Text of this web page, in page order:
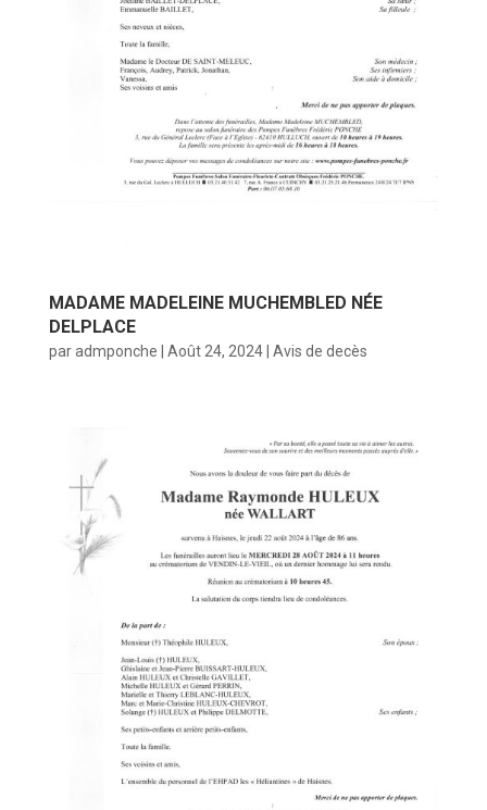
MADAME MADELEINE MUCHEMBLED NÉE
DELPLACE
paradmponche Août 24, 2024| Avis de decès